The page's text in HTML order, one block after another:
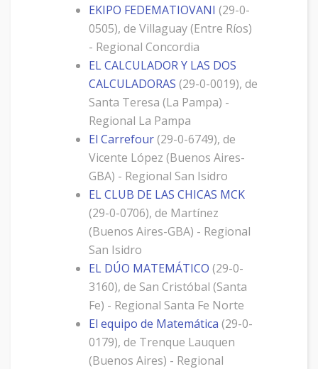
EKIPO FEDEMATIOVANI (29-0-
0505), de Villaguay (Entre Ríos)
- Regional Concordia
EL CALCULADOR Y LAS DOS
CALCULADORAS (29-0-0019), de
Santa Teresa (La Pampa) -
Regional La Pampa
El Carrefour(29-0-6749), de
Vicente López (Buenos Aires-
GBA) - Regional San Isidro
EL CLUB DE LAS CHICAS MCK
(29-0-0706), de Martínez
(Buenos Aires-GBA) - Regional
San Isidro
EL DÚO MATEMÁTICO (29-0-
3160), de San Cristóbal (Santa
Fe) - Regional Santa Fe Norte
El equipo de Matemática (29-0-
0179), de Trenque Lauquen
(Buenos Aires) - Regional